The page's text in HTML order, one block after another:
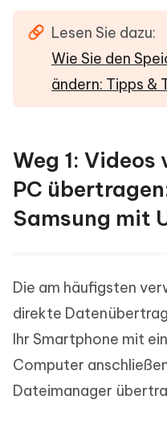
Lesen Sie dazu:
Wie Sie den
ändern: Tipps &
Weg 1:
PC
Samsung mit
Die am häufigsten
direkte
Ihr Smartphone mit
Computer
Dateimanager